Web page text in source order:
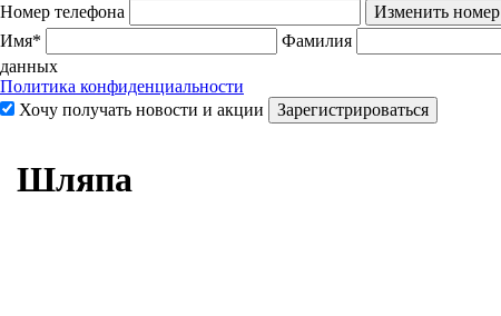
Номер телефона
Изменить номер
Имя*
Фамилия
данных
Политика конфиденциальности
Хочу получать новости и акции
Зарегистрироваться
Шляпа